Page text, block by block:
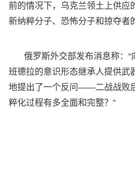
前的情况下，乌克兰领土上供应
新纳粹分子、恐怖分子和掠夺者
俄罗斯外交部发布消息称：“
班德拉的意识形态继承人提供武
地提出了一个反问——二战战败
粹化过程有多全面和完整？”